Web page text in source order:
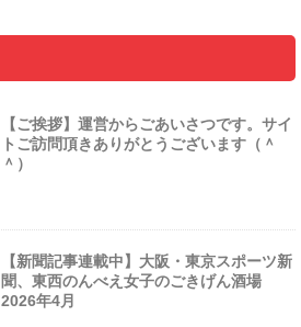
【ご挨拶】運営からごあいさつです。サイ
トご訪問頂きありがとうございます（＾
＾）
【新聞記事連載中】大阪・東京スポーツ新
聞、東西のんべえ女子のごきげん酒場
2026年4月